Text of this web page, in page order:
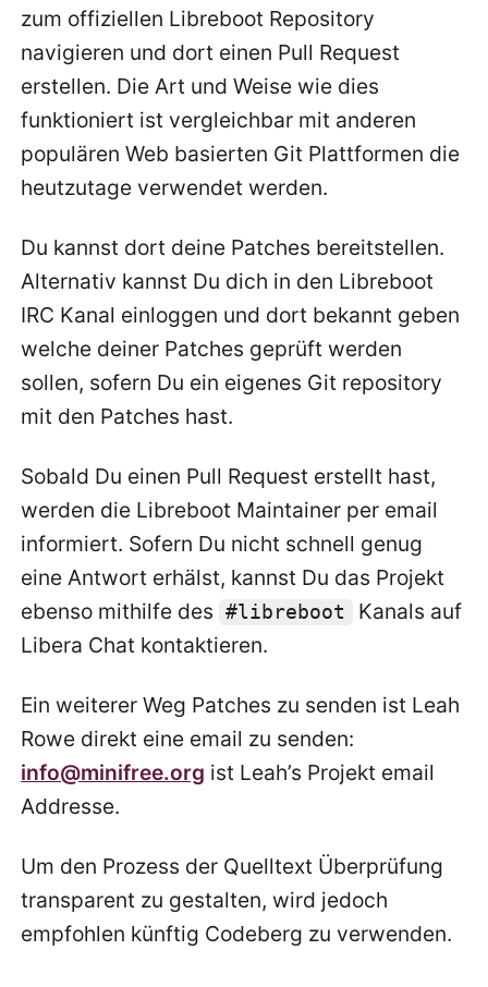
zum offiziellen Libreboot Repository
navigieren und dort einen Pull Request
erstellen. Die Art und Weise wie dies
funktioniert ist vergleichbar mit anderen
populären Web basierten Git Plattformen die
heutzutage verwendet werden.
Du kannst dort deine Patches bereitstellen.
Alternativ kannst Du dich in den Libreboot
IRC Kanal einloggen und dort bekannt geben
welche deiner Patches geprüft werden
sollen, sofern Du ein eigenes Git repository
mit den Patches hast.
Sobald Du einen Pull Request erstellt hast,
werden die Libreboot Maintainer per email
informiert. Sofern Du nicht schnell genug
eine Antwort erhälst, kannst Du das Projekt
ebenso mithilfe des
#libreboot
Kanals auf
Libera Chat kontaktieren.
Ein weiterer Weg Patches zu senden ist Leah
Rowe direkt eine email zu senden:
info@minifree.org ist Leah’s Projekt email
Addresse.
Um den Prozess der Quelltext Überprüfung
transparent zu gestalten, wird jedoch
empfohlen künftig Codeberg zu verwenden.